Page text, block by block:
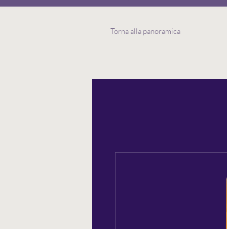
Torna alla panoramica